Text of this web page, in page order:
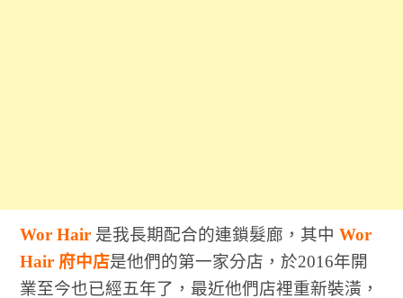
Wor Hair是我長期配合的連鎖髮廊，其中 Wor
Hair 府中店是他們的第一家分店，於2016年開
業至今也已經五年了，最近他們店裡重新裝潢，